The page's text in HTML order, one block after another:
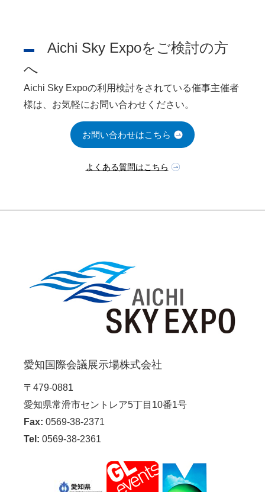
Aichi Sky Expoをご検討の方
へ
Aichi Sky Expoの利用検討をされている催事主催者
様は、お気軽にお問い合わせください。
お問い合わせはこちら
よくある質問はこちら
愛知国際会議展示場株式会社
〒479-0881
愛知県常滑市セントレア5丁目10番1号
Fax: 0569-38-2371
Tel: 0569-38-2361